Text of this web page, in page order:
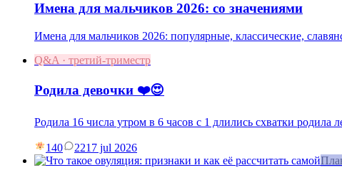
Имена для мальчиков 2026: со значениями
Имена для мальчиков 2026: популярные, классические,
Q&A · третий-триместр
Родила девочки ❤️😍
Родила 16 числа утром в 6 часов с 1 длились схватки родила
140 2217 jul 2026